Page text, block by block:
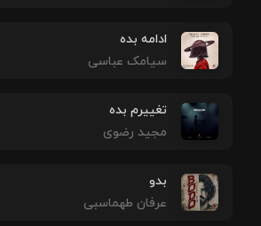
ادامه بده
سیامک عباسی
تغییرم بده
مجید رضوی
بدو
عرفان طهماسبی